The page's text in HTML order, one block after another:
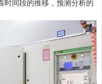
时间段的推移，预测分析的